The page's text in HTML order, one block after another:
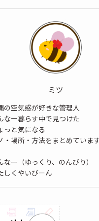
ミツ
の空気感が好きな管理人
なー暮らす中で見つけた
っと気になる
・場所・方法をまとめています
なー（ゆっくり、のんびり）
しくやいびーん